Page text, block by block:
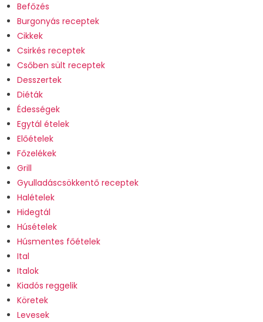
Befőzés
Burgonyás receptek
Cikkek
Csirkés receptek
Csőben sült receptek
Desszertek
Diéták
Édességek
Egytál ételek
Előételek
Főzelékek
Grill
Gyulladáscsökkentő receptek
Halételek
Hidegtál
Húsételek
Húsmentes főételek
Ital
Italok
Kiadós reggelik
Köretek
Levesek